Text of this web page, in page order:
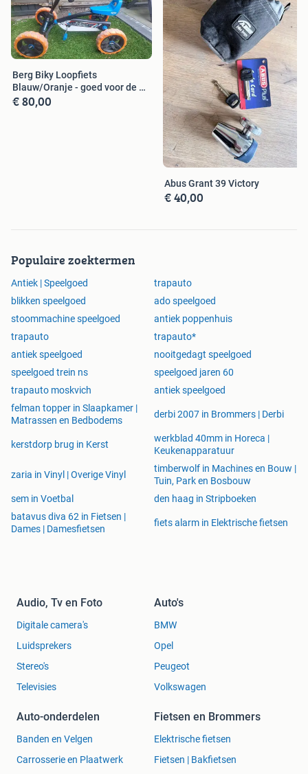
Berg Biky Loopfiets
Blauw/Oranje - goed voor de 2e
ronde
€ 80,00
Abus Grant 39 Victory
€ 40,00
Populaire zoektermen
Antiek | Speelgoed
trapauto
blikken speelgoed
ado speelgoed
stoommachine speelgoed
antiek poppenhuis
trapauto
trapauto*
antiek speelgoed
nooitgedagt speelgoed
speelgoed trein ns
speelgoed jaren 60
trapauto moskvich
antiek speelgoed
felman topper in Slaapkamer |
Matrassen en Bedbodems
derbi 2007 in Brommers | Derbi
kerstdorp brug in Kerst
werkblad 40mm in Horeca |
Keukenapparatuur
zaria in Vinyl | Overige Vinyl
timberwolf in Machines en Bouw |
Tuin, Park en Bosbouw
sem in Voetbal
den haag in Stripboeken
batavus diva 62 in Fietsen |
Dames | Damesfietsen
fiets alarm in Elektrische fietsen
Audio, Tv en Foto
Digitale camera's
Luidsprekers
Stereo's
Televisies
Auto's
BMW
Opel
Peugeot
Volkswagen
Auto-onderdelen
Banden en Velgen
Carrosserie en Plaatwerk
Fietsen en Brommers
Elektrische fietsen
Fietsen | Bakfietsen